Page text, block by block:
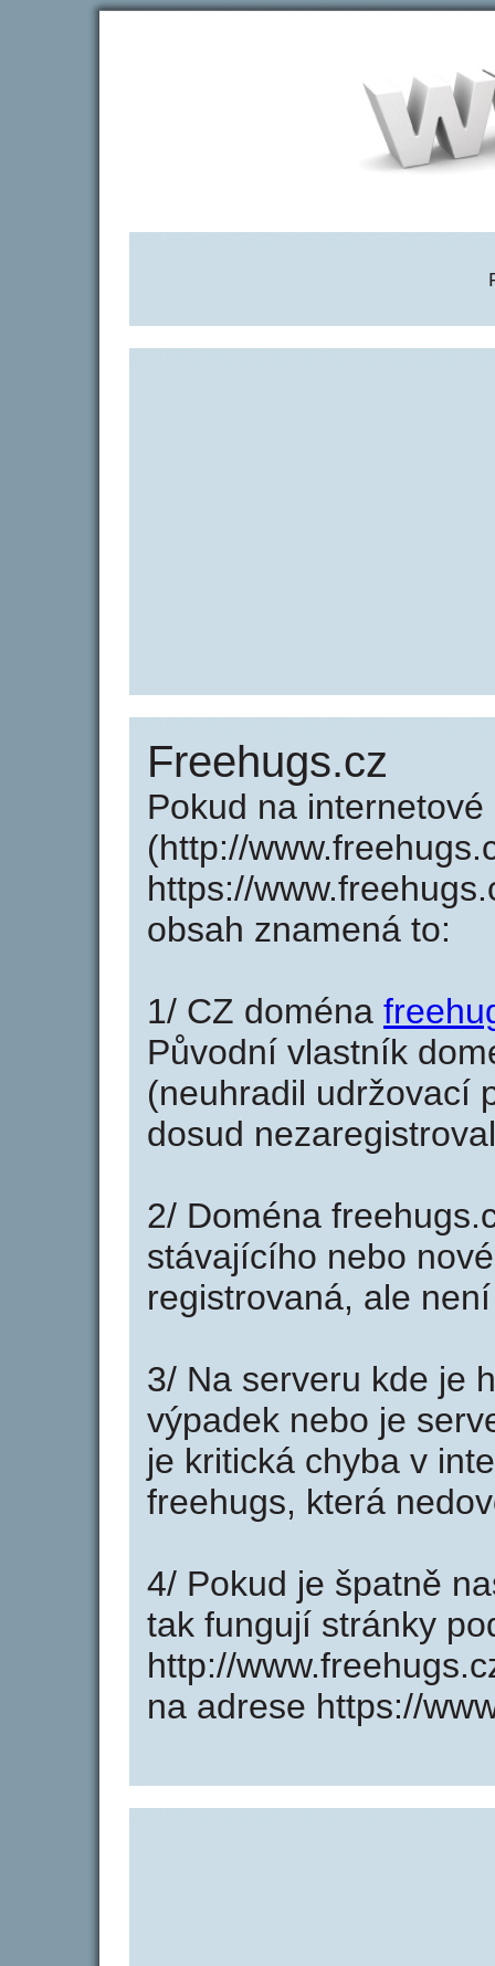
Freehugs.cz
Pokud na
(http://
https://
obsah znamená to:
1/ CZ doména
Původní vlastník
(neuhradil udržovací
dosud
2/ Doména
stávajícího nebo
registrovaná, ale
3/ Na serveru kde je
výpadek nebo je
je kritická chyba v
freehugs, která
4/ Pokud je špatně
tak fungují stránky
http://
na adrese https://